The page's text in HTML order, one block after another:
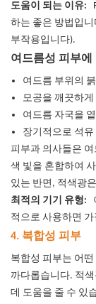
도움이 되는 이유:
하는 좋은 방법입
부작용입니다).
여드름성 피부에
여드름 부위의
모공을 깨끗하
여드름 자국을
장기적으로 석
피부과 의사들은
색 빛을 혼합하여
있는 반면, 적색광
최적의 기기 유형:
적으로 사용하면
4. 복합성 피부
복합성 피부는 어
까다롭습니다. 적
데 도움을 줄 수 있